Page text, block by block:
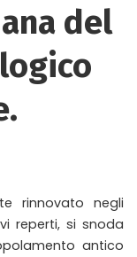
del
rinnovato negli
reperti, si snoda
antico